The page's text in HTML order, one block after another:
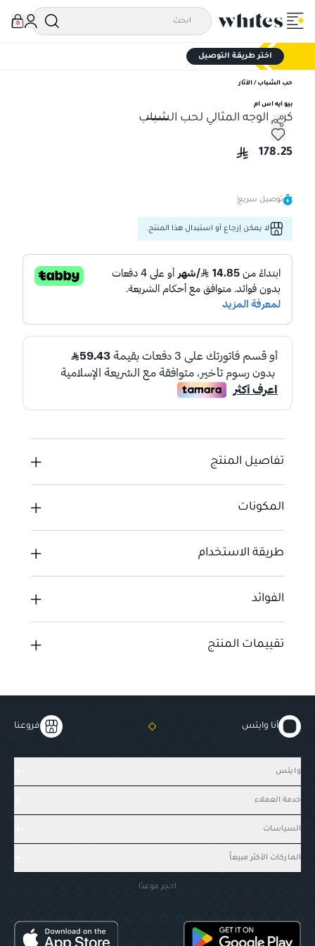
0
اختر طريقة التوصيل
حب الشباب / الآثار
بيو ايه اس ام
كريم الوجه المثالي لحب الشباب
كريم الوجه المثالي لحب الشباب
178.25
توصيل سريع
لا يمكن إرجاع أو استبدال هذا المنتج.
تفاصيل المنتج
المكونات
طريقة الاستخدام
الفوائد
تقييمات المنتج
أنا وايتس فروعنا
وايتس
خدمة العملاء
السياسات
الماركات الأكثر مبيعاً
احجز موعدًا